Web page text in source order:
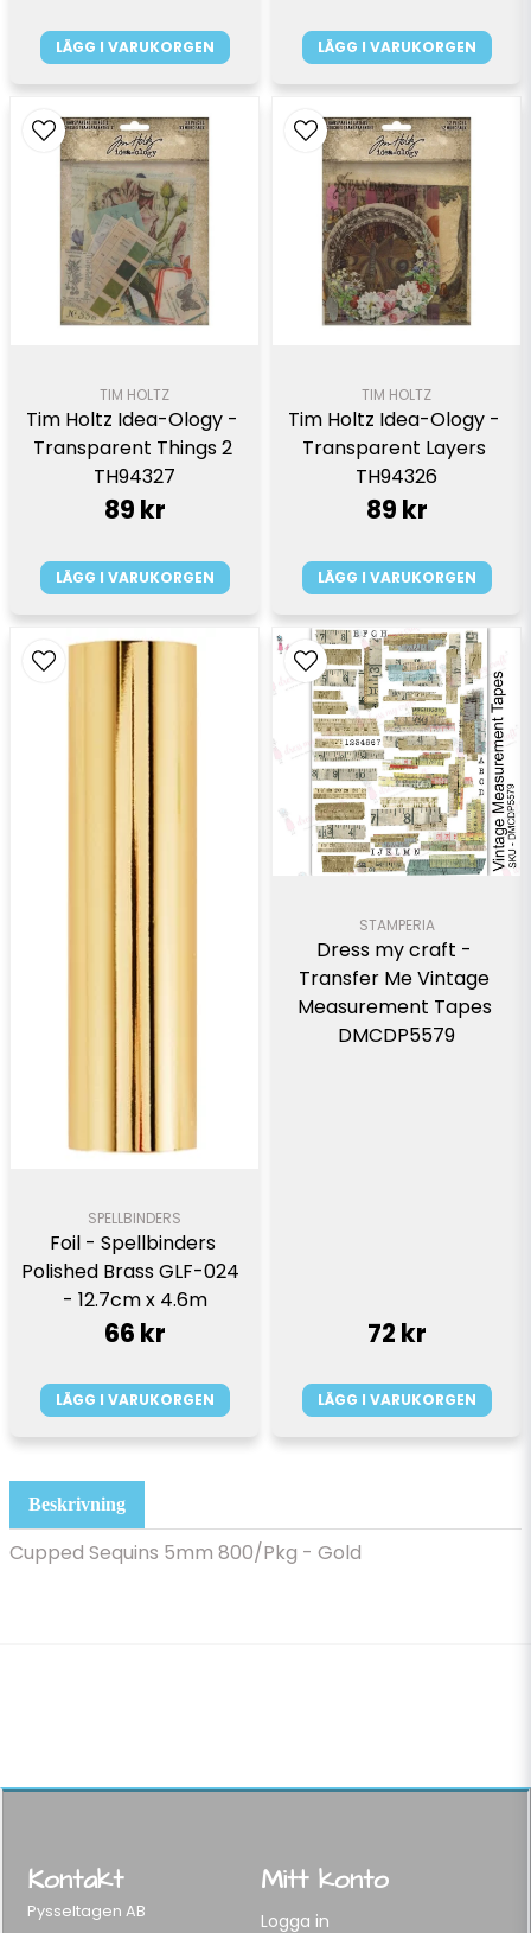
Beskrivning
Cupped Sequins 5mm 800/Pkg - Gold
LÄGG I VARUKORGEN LÄGG I VARUKORGEN
TIM HOLTZ
Tim Holtz Idea-Ology -
Transparent Things 2
TH94327
89 kr
LÄGG I VARUKORGEN
TIM HOLTZ
Tim Holtz Idea-Ology -
Transparent Layers
TH94326
89 kr
LÄGG I VARUKORGEN
SPELLBINDERS
Foil - Spellbinders
Polished Brass GLF-024
- 12.7cm x 4.6m
66 kr
LÄGG I VARUKORGEN
STAMPERIA
Dress my craft -
Transfer Me Vintage
Measurement Tapes
DMCDP5579
72 kr
LÄGG I VARUKORGEN
Kontakt
Pysseltagen AB
Mitt konto
Logga in